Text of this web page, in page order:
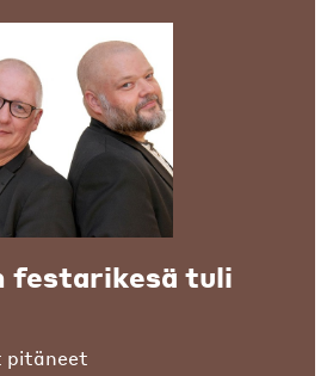
festarikesä tuli
pitäneet